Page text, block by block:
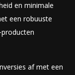
en minimale
een robuuste
af met een